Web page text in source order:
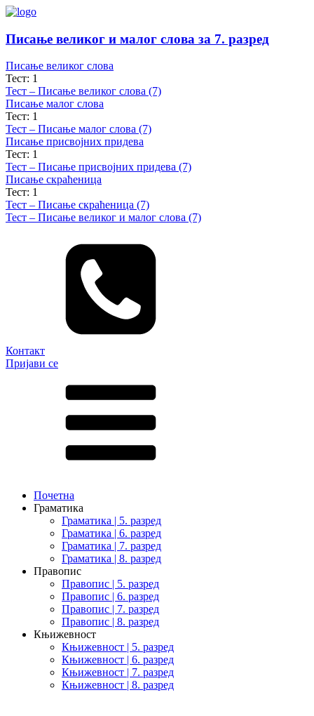
Писање великог и малог слова за 7. разред
Писање великог слова
Тест: 1
Тест – Писање великог слова (7)
Писање малог слова
Тест: 1
Тест – Писање малог слова (7)
Писање присвојних придева
Тест: 1
Тест – Писање присвојних придева (7)
Писање скраћеница
Тест: 1
Тест – Писање скраћеница (7)
Тест – Писање великог и малог слова (7)
Контакт
Пријави се
Почетна
Граматика
Граматика | 5. разред
Граматика | 6. разред
Граматика | 7. разред
Граматика | 8. разред
Правопис
Правопис | 5. разред
Правопис | 6. разред
Правопис | 7. разред
Правопис | 8. разред
Књижевност
Књижевност | 5. разред
Књижевност | 6. разред
Књижевност | 7. разред
Књижевност | 8. разред